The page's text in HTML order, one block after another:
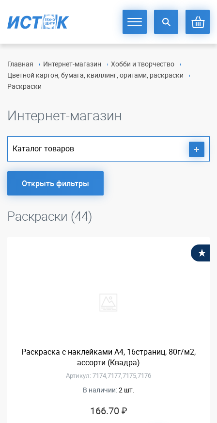
Главная Интернет-магазин
Хобби и творчество
Цветной картон, бумага, квиллинг, оригами, раскраски
Раскраски
Интернет-магазин
Каталог товаров
Открыть фильтры
Раскраски (44)
Раскраска с наклейками А4, 16страниц, 80г/м2,
ассорти (Квадра)
Артикул: 7174,7177,7175,7176
В наличии:2 шт.
166.70 ₽